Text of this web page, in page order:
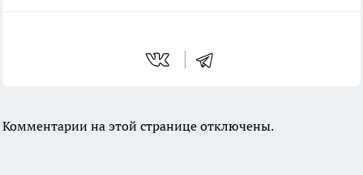
Комментарии на этой странице отключены.